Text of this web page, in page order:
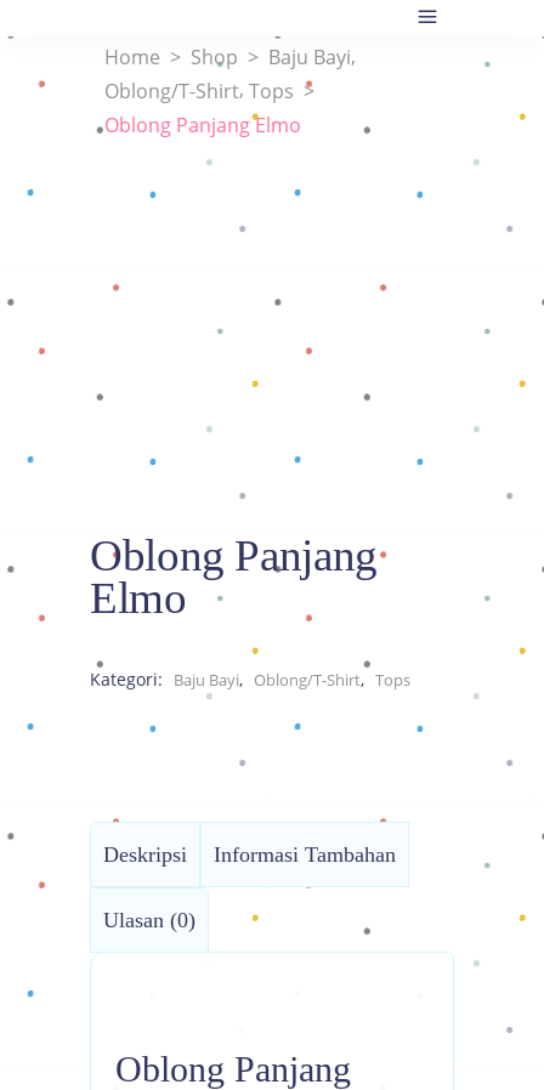
Home > Shop > Baju Bayi,
Oblong/T-Shirt, Tops >
Oblong Panjang Elmo
Oblong Panjang
Elmo
Kategori: Baju Bayi, Oblong/T-Shirt, Tops
Deskripsi Informasi Tambahan
Ulasan (0)
Oblong Panjang